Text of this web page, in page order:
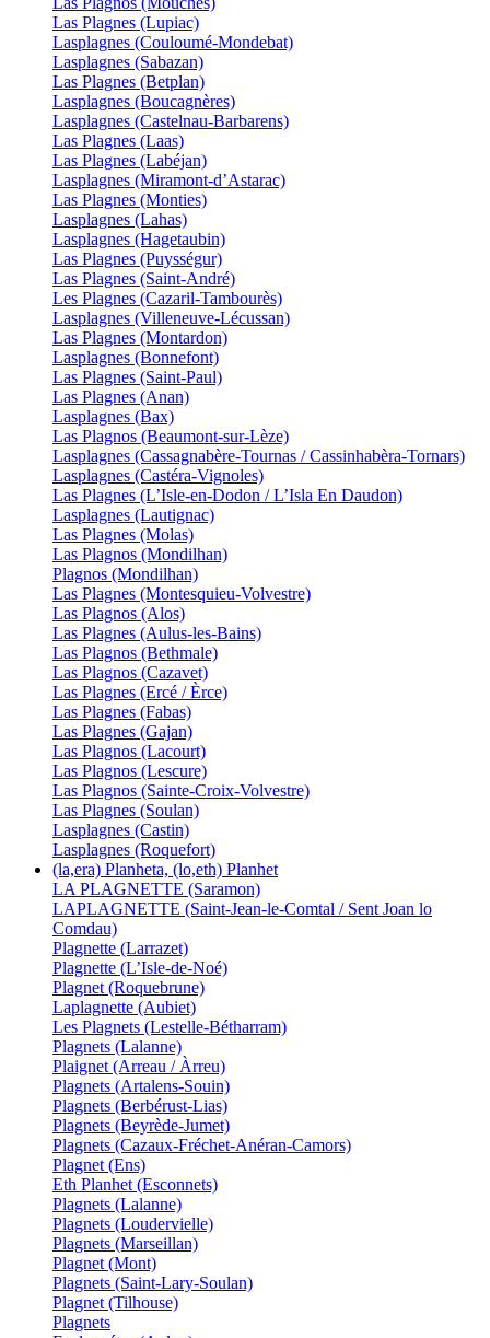
Las Plagnes (Lupiac)
Lasplagnes (Couloumé-Mondebat)
Lasplagnes (Sabazan)
Las Plagnes (Betplan)
Lasplagnes (Boucagnères)
Lasplagnes (Castelnau-Barbarens)
Las Plagnes (Laas)
Las Plagnes (Labéjan)
Lasplagnes (Miramont-d’Astarac)
Las Plagnes (Monties)
Lasplagnes (Lahas)
Lasplagnes (Hagetaubin)
Las Plagnes (Puysségur)
Las Plagnes (Saint-André)
Les Plagnes (Cazaril-Tambourès)
Lasplagnes (Villeneuve-Lécussan)
Las Plagnes (Montardon)
Lasplagnes (Bonnefont)
Las Plagnes (Saint-Paul)
Las Plagnes (Anan)
Lasplagnes (Bax)
Las Plagnos (Beaumont-sur-Lèze)
Lasplagnes (Cassagnabère-Tournas / Cassinhabèra-Tornars)
Lasplagnes (Castéra-Vignoles)
Las Plagnes (L’Isle-en-Dodon / L’Isla En Daudon)
Lasplagnes (Lautignac)
Las Plagnes (Molas)
Las Plagnos (Mondilhan)
Plagnos (Mondilhan)
Las Plagnes (Montesquieu-Volvestre)
Las Plagnos (Alos)
Las Plagnes (Aulus-les-Bains)
Las Plagnos (Bethmale)
Las Plagnos (Cazavet)
Las Plagnes (Ercé / Èrce)
Las Plagnes (Fabas)
Las Plagnes (Gajan)
Las Plagnos (Lacourt)
Las Plagnos (Lescure)
Las Plagnos (Sainte-Croix-Volvestre)
Las Plagnes (Soulan)
Lasplagnes (Castin)
Lasplagnes (Roquefort)
(la,era) Planheta, (lo,eth) Planhet
LA PLAGNETTE (Saramon)
LAPLAGNETTE (Saint-Jean-le-Comtal / Sent Joan lo
Comdau)
Plagnette (Larrazet)
Plagnette (L’Isle-de-Noé)
Plagnet (Roquebrune)
Laplagnette (Aubiet)
Les Plagnets (Lestelle-Bétharram)
Plagnets (Lalanne)
Plaignet (Arreau / Àrreu)
Plagnets (Artalens-Souin)
Plagnets (Berbérust-Lias)
Plagnets (Beyrède-Jumet)
Plagnets (Cazaux-Fréchet-Anéran-Camors)
Plagnet (Ens)
Eth Planhet (Esconnets)
Plagnets (Lalanne)
Plagnets (Loudervielle)
Plagnets (Marseillan)
Plagnet (Mont)
Plagnets (Saint-Lary-Soulan)
Plagnet (Tilhouse)
Plagnets